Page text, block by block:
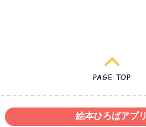
絵本ひろばアプリ